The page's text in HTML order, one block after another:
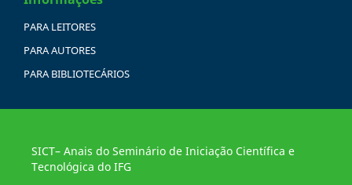
PARA LEITORES
PARA AUTORES
PARA BIBLIOTECÁRIOS
SICT– Anais do Seminário de Iniciação Científica e
Tecnológica do IFG